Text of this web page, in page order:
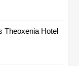
Theoxenia Hotel